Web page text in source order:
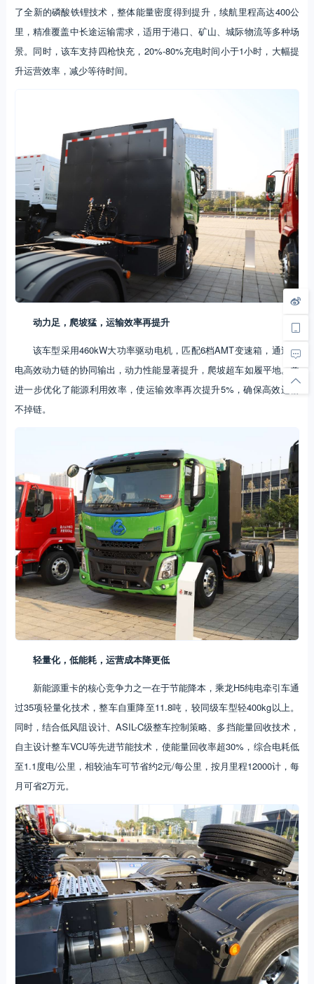
了全新的磷酸铁锂技术，整体能量密度得到提升，续航里程高达400公
里，精准覆盖中长途运输需求，适用于港口、矿山、城际物流等多种场
景。同时，该车支持四枪快充，20%-80%充电时间小于1小时，大幅提
升运营效率，减少等待时间。
动力足，爬坡猛，运输效率再提升
该车型采用460kW大功率驱动电机，匹配6档AMT变速箱，通过三
电高效动力链的协同输出，动力性能显著提升，爬坡超车如履平地。并
进一步优化了能源利用效率，使运输效率再次提升5%，确保高效运输
不掉链。
轻量化，低能耗，运营成本降更低
新能源重卡的核心竞争力之一在于节能降本，乘龙H5纯电牵引车通
过35项轻量化技术，整车自重降至11.8吨，较同级车型轻400kg以上。
同时，结合低风阻设计、ASIL-C级整车控制策略、多挡能量回收技术，
自主设计整车VCU等先进节能技术，使能量回收率超30%，综合电耗低
至1.1度电/公里，相较油车可节省约2元/每公里，按月里程12000计，每
月可省2万元。